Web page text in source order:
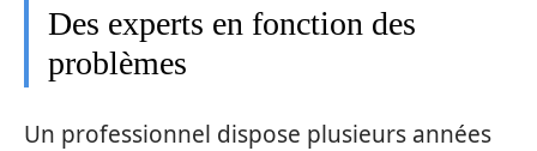
Des experts en fonction des
problèmes
Un professionnel dispose plusieurs années